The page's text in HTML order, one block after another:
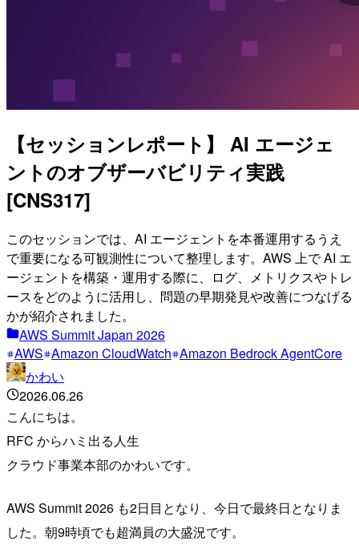
【セッションレポート】 AI エージェ
ントのオブザーバビリティ実践
[CNS317]
このセッションでは、AI エージェントを本番運用するうえ
で重要になる可観測性について整理します。AWS 上で AI エ
ージェントを構築・運用する際に、ログ、メトリクスやトレ
ースをどのように活用し、問題の早期発見や改善につなげる
かが紹介されました。
AWS Summit Japan 2026
AWS Amazon CloudWatch Amazon Bedrock AgentCore
かわい
2026.06.26
こんにちは。
RFC からハミ出る人生
クラウド事業本部のかわいです。
AWS Summit 2026 も2日目となり、今日で最終日となりま
した。朝9時頃でも超満員の大盛況です。